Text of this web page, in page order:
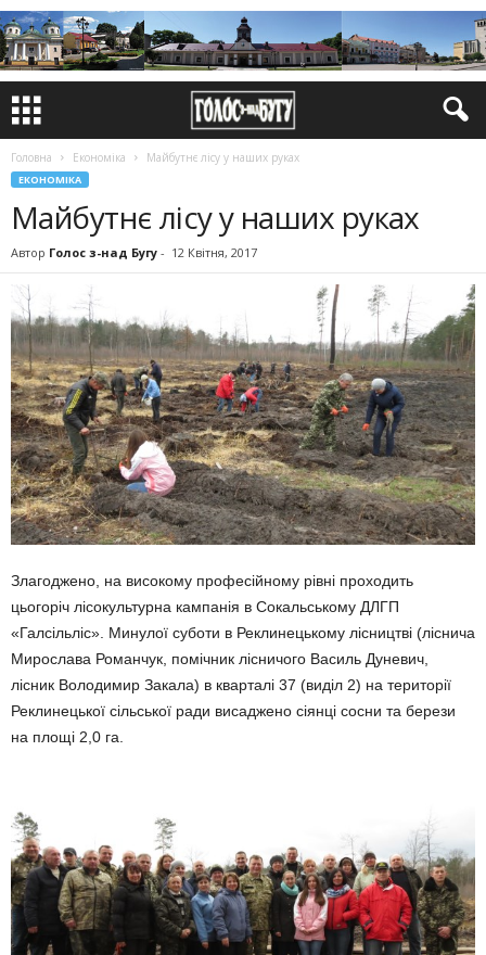
Головна Економіка Майбутнє лісу у наших руках
ЕКОНОМІКА
Майбутнє лісу у наших руках
Автор Голос з-над Бугу - 12 Квітня, 2017
Злагоджено, на високому професійному рівні проходить
цьогоріч лісокультурна кампанія в Сокальському ДЛГП
«Галсільліс». Минулої суботи в Реклинецькому лісництві (ліснича
Мирослава Романчук, помічник лісничого Василь Дуневич,
лісник Володимир Закала) в кварталі 37 (виділ 2) на території
Реклинецької сільської ради висаджено сіянці сосни та берези
на площі 2,0 га.